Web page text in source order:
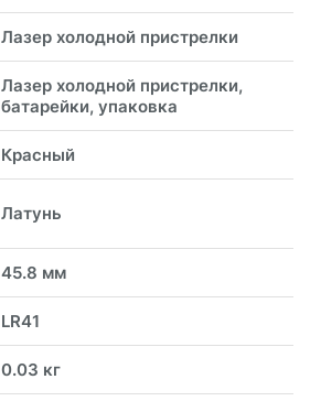
Лазер холодной пристрелки
Лазер холодной пристрелки,
батарейки, упаковка
Красный
Латунь
45.8 мм
LR41
0.03 кг